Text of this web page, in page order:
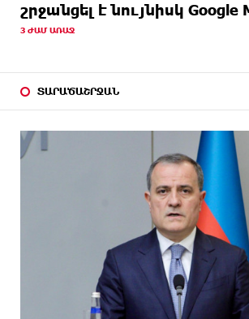
շրջանցել է նույնիսկ Google
3 ԺԱՄ ԱՌԱՋ
ՏԱՐԱԾԱՇՐՋԱՆ